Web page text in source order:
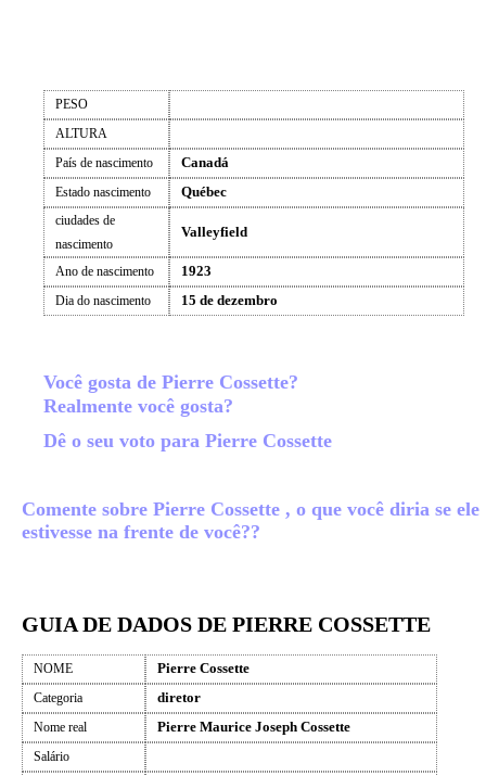
PESO
ALTURA
País de nascimento
Canadá
Estado nascimento Québec
ciudades de
nascimento
Valleyfield
Ano de nascimento 1923
Dia do nascimento 15 de dezembro
Você gosta de Pierre Cossette?
Realmente você gosta?
Dê o seu voto para Pierre Cossette
Comente sobre Pierre Cossette , o que você diria se ele
estivesse na frente de você??
GUIA DE DADOS DE PIERRE COSSETTE
NOME Pierre Cossette
Categoria diretor
Nome real Pierre Maurice Joseph Cossette
Salário